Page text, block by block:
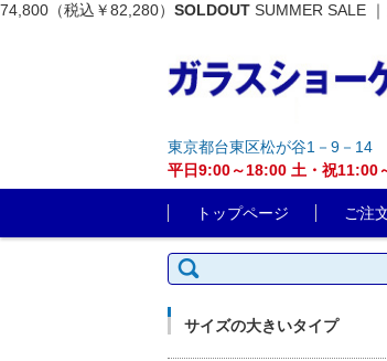
74,800（税込￥82,280） SOLDOUT SUMMER SALE
東京都台東区松が谷1－9－14
平日9:00～18:00 土・祝11:00
トップページ
ご注
検索:
サイズの大きいタイプ